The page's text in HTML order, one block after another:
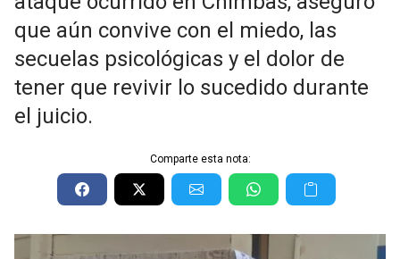
que aún convive con el miedo, las
secuelas psicológicas y el dolor de
tener que revivir lo sucedido durante
el juicio.
Comparte esta nota: